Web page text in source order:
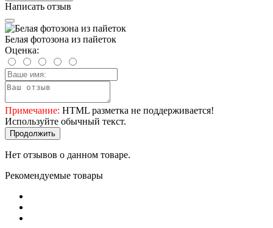
Написать отзыв
Белая фотозона из пайеток
Оценка:
Примечание: HTML разметка не поддерживается!
Используйте обычный текст.
Продолжить
Нет отзывов о данном товаре.
Рекомендуемые товары